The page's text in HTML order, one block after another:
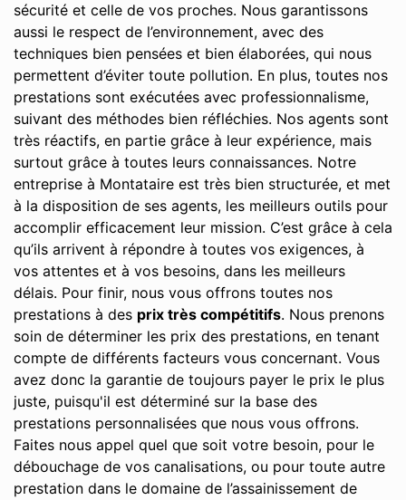
sécurité et celle de vos proches. Nous garantissons
aussi le respect de l’environnement, avec des
techniques bien pensées et bien élaborées, qui nous
permettent d’éviter toute pollution. En plus, toutes nos
prestations sont exécutées avec professionnalisme,
suivant des méthodes bien réfléchies. Nos agents sont
très réactifs, en partie grâce à leur expérience, mais
surtout grâce à toutes leurs connaissances. Notre
entreprise à Montataire est très bien structurée, et met
à la disposition de ses agents, les meilleurs outils pour
accomplir efficacement leur mission. C’est grâce à cela
qu’ils arrivent à répondre à toutes vos exigences, à
vos attentes et à vos besoins, dans les meilleurs
délais. Pour finir, nous vous offrons toutes nos
prestations à des prix très compétitifs. Nous prenons
soin de déterminer les prix des prestations, en tenant
compte de différents facteurs vous concernant. Vous
avez donc la garantie de toujours payer le prix le plus
juste, puisqu'il est déterminé sur la base des
prestations personnalisées que nous vous offrons.
Faites nous appel quel que soit votre besoin, pour le
débouchage de vos canalisations, ou pour toute autre
prestation dans le domaine de l’assainissement de